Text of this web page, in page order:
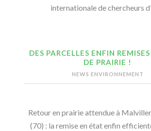
internationale de chercheurs
DES PARCELLES ENFIN
DE PRAIRIE !
NEWS ENVIRONNEMENT
Retour en prairie attendue à
(70) : la remise en état enfin